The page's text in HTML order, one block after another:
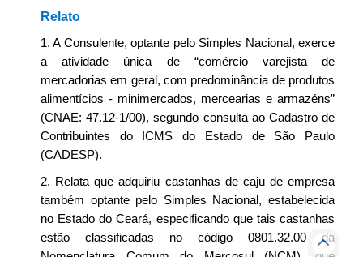
Relato
1. A Consulente, optante pelo Simples Nacional, exerce
a atividade única de “comércio varejista de
mercadorias em geral, com predominância de produtos
alimentícios - minimercados, mercearias e armazéns”
(CNAE: 47.12-1/00), segundo consulta ao Cadastro de
Contribuintes do ICMS do Estado de São Paulo
(CADESP).
2. Relata que adquiriu castanhas de caju de empresa
também optante pelo Simples Nacional, estabelecida
no Estado do Ceará, especificando que tais castanhas
estão classificadas no código 0801.32.00 da